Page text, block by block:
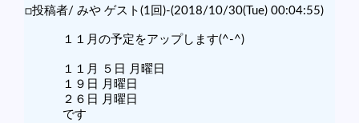
□投稿者/ みや ゲスト(1回)-(2018/10/30(Tue) 00:04:55)
１１月の予定をアップします(^-^)
１１月 ５日 月曜日
１９日 月曜日
２６日 月曜日
です